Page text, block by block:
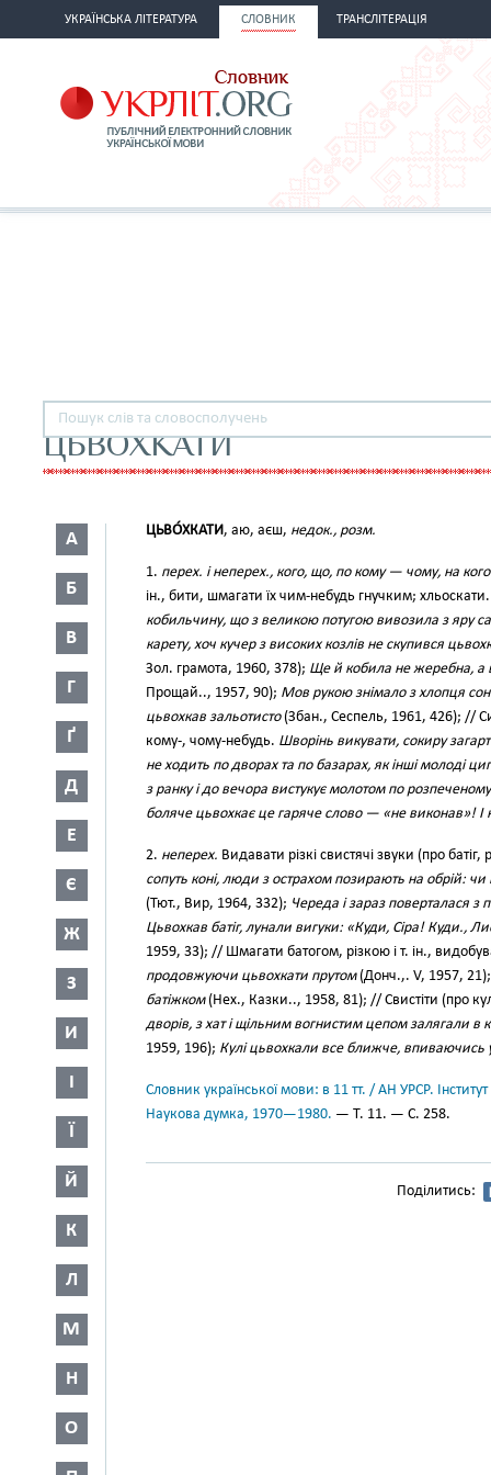
УКРАЇНСЬКА ЛІТЕРАТУРА СЛОВНИК ТРАНСЛІТЕРАЦІЯ
ЦЬВОХКАТИ
А
Б
В
Г
Ґ
Д
Е
Є
Ж
З
И
І
Ї
Й
К
Л
М
Н
О
ЦЬВО́ХКАТИ, аю, аєш, недок., розм.
1. перех. і неперех., кого, що, по кому — чому, на
ін., бити, шмагати їх чим-небудь гнучким;
кобильчину, що з великою потугою вивозила з яру
карету, хоч кучер з високих козлів не скупився
Зол. грамота, 1960, 378); Ще й кобила не жеребна, а
Прощай.., 1957, 90); Мов рукою знімало з хлопця
цьвохкав зальотисто(Збан., Сеспель, 1961, 426); //
кому-, чому-небудь. Шворінь викувати, сокиру
не ходить по дворах та по базарах, як інші молоді
з ранку і до вечора вистукує молотом по розпеченому
боляче цьвохкає це гаряче слово — «не виконав»! І
2. неперех. Видавати різкі свистячі звуки (про батіг,
сопуть коні, люди з острахом позирають на обрій:
(Тют., Вир, 1964, 332); Череда і зараз поверталася з
Цьвохкав батіг, лунали вигуки: «Куди, Сіра! Куди.,
1959, 33); // Шмагати батогом, різкою і т. ін.,
продовжуючи цьвохкати прутом(Донч.,. V, 1957,
батіжком(Нех., Казки.., 1958, 81); // Свистіти (про
дворів, з хат і щільним вогнистим цепом залягали в
1959, 196); Кулі цьвохкали все ближче, впиваючись
Словник української мови: в 11 тт. / АН УРСР.
Наукова думка, 1970—1980. — Т. 11. — С. 258.
Поділитись: